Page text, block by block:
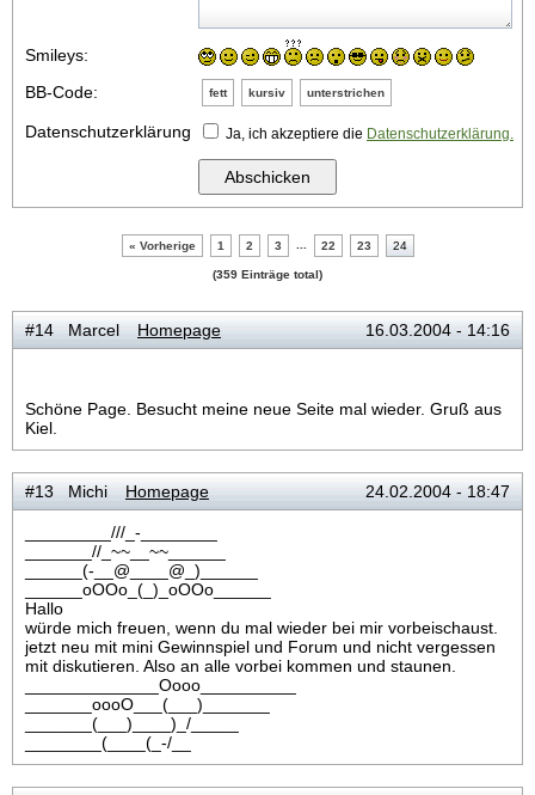
Smileys:
BB-Code:
fett kursiv unterstrichen
Datenschutzerklärung Ja, ich akzeptiere die Datenschutzerklärung.
« Vorherige 1 2 3 22 23 24
(359 Einträge total)
#14 Marcel Homepage 16.03.2004 - 14:16
Schöne Page. Besucht meine neue Seite mal wieder. Gruß aus
Kiel.
#13 Michi Homepage 24.02.2004 - 18:47
_________///_-________
_______//_~~__~~______
______(-__@____@_)______
______oOOo_(_)_oOOo______
Hallo
würde mich freuen, wenn du mal wieder bei mir vorbeischaust.
jetzt neu mit mini Gewinnspiel und Forum und nicht vergessen
mit diskutieren. Also an alle vorbei kommen und staunen. ­
______________Oooo__________
_______oooO___(___)_______
_______(___)____)_/_____
________(____(_-/__